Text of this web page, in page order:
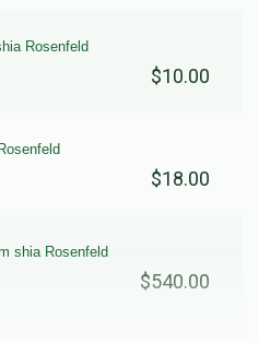
Rosenfeld
$10.00
$18.00
shia Rosenfeld
$540.00